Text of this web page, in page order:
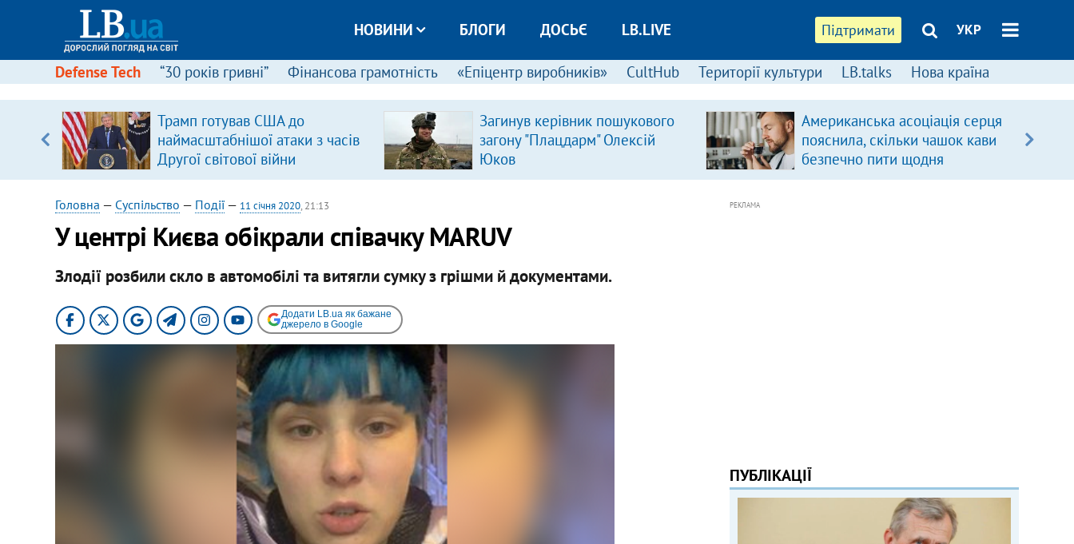
Підтримати УКР
НОВИНИ БЛОГИ ДОСЬЄ LB.LIVE
Defense Tech “30 років гривні” Фінансова грамотність «Епіцентр виробників» CultHub Території культури LB.talks Нова країна
Трамп готував США до
наймасштабнішої атаки з часів
Другої світової війни
Загинув керівник пошукового
загону "Плацдарм" Олексій
Юков
Американська асоціація серця
пояснила, скільки чашок кави
безпечно пити щодня
Головна — Суспільство — Події— 11 січня 2020, 21:13
У центрі Києва обікрали співачку MARUV
Злодії розбили скло в автомобілі та витягли сумку з грішми й документами.
Додати LB.ua як бажане
джерело в Google
РЕКЛАМА
ПУБЛІКАЦІЇ